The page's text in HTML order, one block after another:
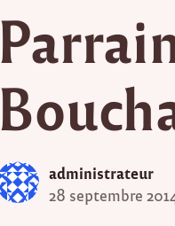
administrateur
28 septembre